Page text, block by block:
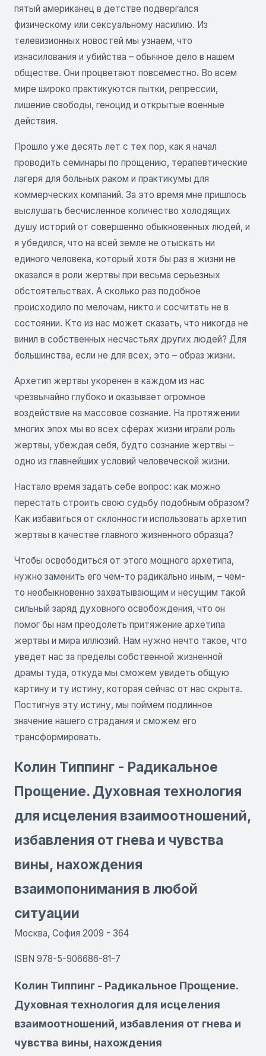
пятый американец в детстве подвергался
физическому или сексуальному насилию. Из
телевизионных новостей мы узнаем, что
изнасилования и убийства – обычное дело в нашем
обществе. Они процветают повсеместно. Во всем
мире широко практикуются пытки, репрессии,
лишение свободы, геноцид и открытые военные
действия.
Прошло уже десять лет с тех пор, как я начал
проводить семинары по прощению, терапевтические
лагеря для больных раком и практикумы для
коммерческих компаний. За это время мне пришлось
выслушать бесчисленное количество холодящих
душу историй от совершенно обыкновенных людей, и
я убедился, что на всей земле не отыскать ни
единого человека, который хотя бы раз в жизни не
оказался в роли жертвы при весьма серьезных
обстоятельствах. А сколько раз подобное
происходило по мелочам, никто и сосчитать не в
состоянии. Кто из нас может сказать, что никогда не
винил в собственных несчастьях других людей? Для
большинства, если не для всех, это – образ жизни.
Архетип жертвы укоренен в каждом из нас
чрезвычайно глубоко и оказывает огромное
воздействие на массовое сознание. На протяжении
многих эпох мы во всех сферах жизни играли роль
жертвы, убеждая себя, будто сознание жертвы –
одно из главнейших условий человеческой жизни.
Настало время задать себе вопрос: как можно
перестать строить свою судьбу подобным образом?
Как избавиться от склонности использовать архетип
жертвы в качестве главного жизненного образца?
Чтобы освободиться от этого мощного архетипа,
нужно заменить его чем-то радикально иным, – чем-
то необыкновенно захватывающим и несущим такой
сильный заряд духовного освобождения, что он
помог бы нам преодолеть притяжение архетипа
жертвы и мира иллюзий. Нам нужно нечто такое, что
уведет нас за пределы собственной жизненной
драмы туда, откуда мы сможем увидеть общую
картину и ту истину, которая сейчас от нас скрыта.
Постигнув эту истину, мы поймем подлинное
значение нашего страдания и сможем его
трансформировать.
Колин Типпинг - Радикальное
Прощение. Духовная технология
для исцеления взаимоотношений,
избавления от гнева и чувства
вины, нахождения
взаимопонимания в любой
ситуации
Москва, София 2009 - 364
ISBN 978-5-906686-81-7
Колин Типпинг - Радикальное Прощение.
Духовная технология для исцеления
взаимоотношений, избавления от гнева и
чувства вины, нахождения